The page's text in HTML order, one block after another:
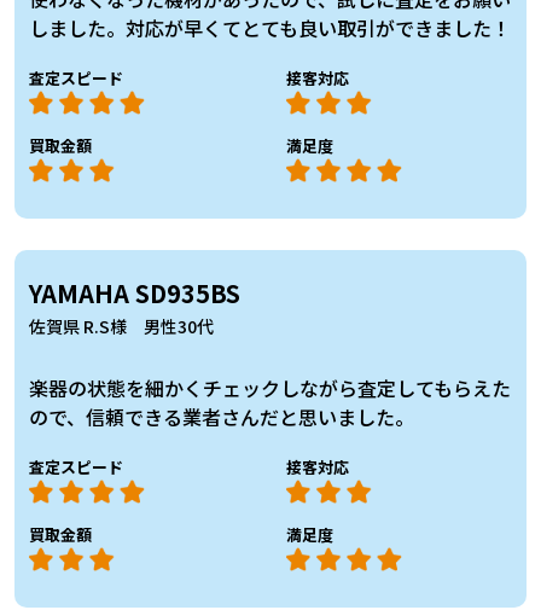
しました。対応が早くてとても良い取引ができました！
査定スピード 接客対応
買取金額 満足度
YAMAHA SD935BS
佐賀県 R.S様 男性30代
楽器の状態を細かくチェックしながら査定してもらえた
ので、信頼できる業者さんだと思いました。
査定スピード 接客対応
買取金額 満足度